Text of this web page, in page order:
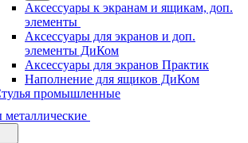
Аксессуары к экранам и ящикам, доп.
элементы
Аксессуары для экранов и доп.
элементы ДиКом
Аксессуары для экранов Практик
Наполнение для ящиков ДиКом
промышленные